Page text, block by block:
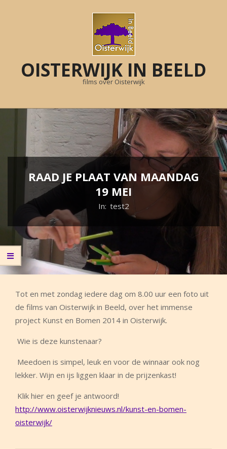
OISTERWIJK IN BEELD
films over Oisterwijk
Primary
Navigation
RAAD JE PLAAT VAN MAANDAG
19 MEI
In: test2
Tot en met zondag iedere dag om 8.00 uur een foto uit
de films van Oisterwijk in Beeld, over het immense
project Kunst en Bomen 2014 in Oisterwijk.
Wie is deze kunstenaar?
Meedoen is simpel, leuk en voor de winnaar ook nog
lekker. Wijn en ijs liggen klaar in de prijzenkast!
Klik hier en geef je antwoord!
http://www.oisterwijknieuws.nl/kunst-en-bomen-
oisterwijk/